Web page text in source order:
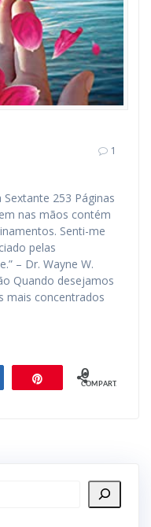
1
253 Páginas
nas mãos contém
Senti-me
pelas
– Dr. Wayne W.
Quando desejamos
mais concentrados
Compartilhar 0
COMPART.